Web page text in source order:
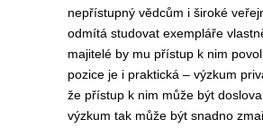
nepřístupný vědcům i široké
odmítá studovat exempláře
majitelé by mu přístup k nim
pozice je i praktická – výzkum
že přístup k nim může být
výzkum tak může být snadno